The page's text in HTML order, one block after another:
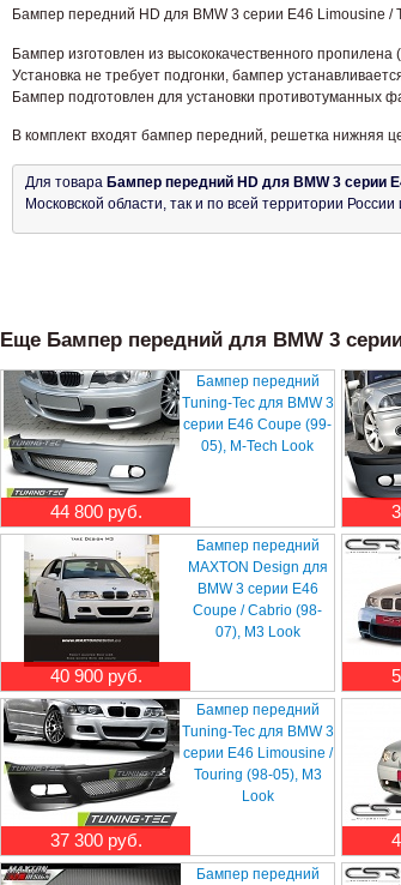
Бампер передний HD для BMW 3 серии E46 Limousine /
Бампер изготовлен из высококачественного
Установка не требует подгонки, бампер
Бампер подготовлен для установки противотуманных
В комплект входят бампер передний, решетка нижняя
Для товара Бампер передний HD для BMW 3 серии
Московской области, так и по всей территории
Еще Бампер передний для BMW 3 серии
44 800 руб.
Бампер передний
Tuning-Tec для BMW 3
серии E46 Coupe (99-
05), M-Tech Look
40 900 руб.
Бампер передний
MAXTON Design для
BMW 3 серии E46
Coupe / Cabrio (98-
07), M3 Look
37 300 руб.
Бампер передний
Tuning-Tec для BMW 3
серии E46 Limousine /
Touring (98-05), M3
Look
Бампер передний